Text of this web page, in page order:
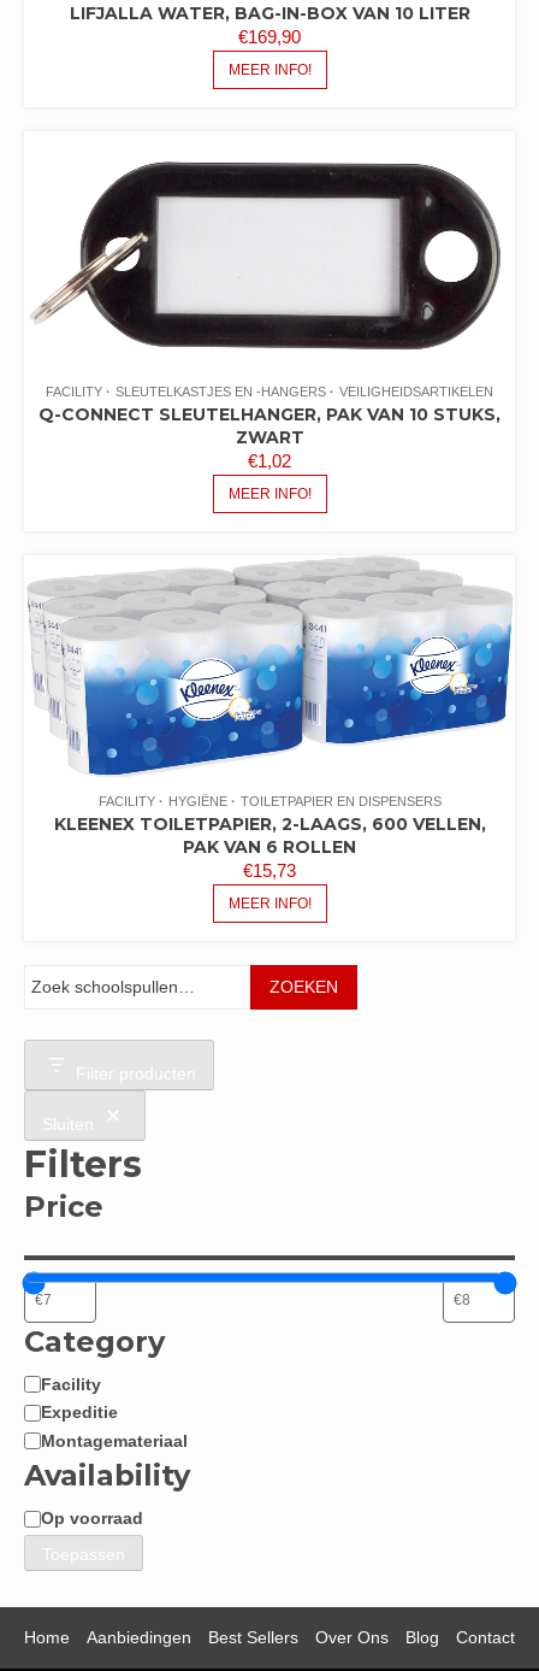
LIFJALLA WATER, BAG-IN-BOX VAN 10 LITER
€169,90
MEER INFO!
FACILITY SLEUTELKASTJES EN -HANGERS VEILIGHEIDSARTIKELEN
Q-CONNECT SLEUTELHANGER, PAK VAN 10 STUKS,
ZWART
€1,02
MEER INFO!
FACILITY HYGIËNE TOILETPAPIER EN DISPENSERS
KLEENEX TOILETPAPIER, 2-LAAGS, 600 VELLEN,
PAK VAN 6 ROLLEN
€15,73
MEER INFO!
ZOEKEN
Filter producten
Sluiten
Filters
Price
Category
Categorie
Facility
Expeditie
Montagemateriaal
Availability
Beschikbaarheid
Op voorraad
Toepassen
Home Aanbiedingen Best Sellers Over Ons Blog Contact